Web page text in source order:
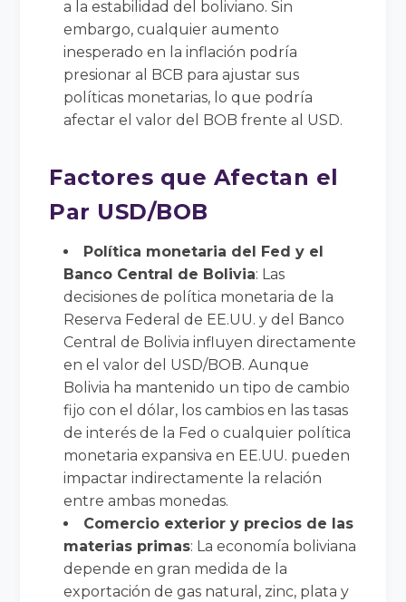
a la estabilidad del boliviano. Sin
embargo, cualquier aumento
inesperado en la inflación podría
presionar al BCB para ajustar sus
políticas monetarias, lo que podría
afectar el valor del BOB frente al USD.
Factores que Afectan el
Par USD/BOB
Política monetaria del Fed y el
Banco Central de Bolivia: Las
decisiones de política monetaria de la
Reserva Federal de EE.UU. y del Banco
Central de Bolivia influyen directamente
en el valor del USD/BOB. Aunque
Bolivia ha mantenido un tipo de cambio
fijo con el dólar, los cambios en las tasas
de interés de la Fed o cualquier política
monetaria expansiva en EE.UU. pueden
impactar indirectamente la relación
entre ambas monedas.
Comercio exterior y precios de las
materias primas: La economía boliviana
depende en gran medida de la
exportación de gas natural, zinc, plata y